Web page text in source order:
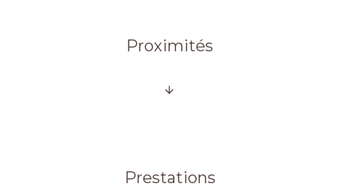
Proximités
Prestations